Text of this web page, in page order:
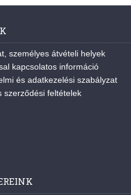
személyes átvételi helyek
kapcsolatos információ
és adatkezelési szabályzat
szerződési feltételek